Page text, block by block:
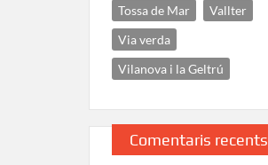
Tossa de Mar
Vallter
Via verda
Vilanova i la Geltrú
Comentaris recents